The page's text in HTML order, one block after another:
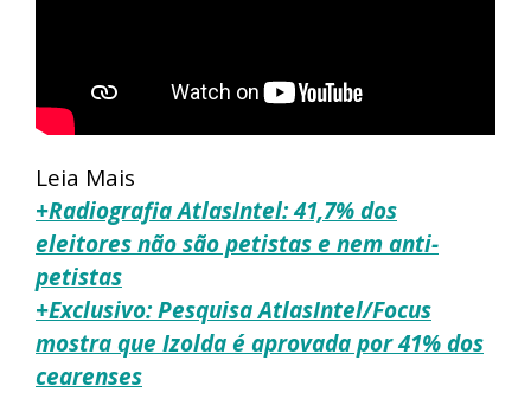
Leia Mais
+Radiografia AtlasIntel: 41,7% dos
eleitores não são petistas e nem anti-
petistas
+Exclusivo: Pesquisa AtlasIntel/Focus
mostra que Izolda é aprovada por 41% dos
cearenses